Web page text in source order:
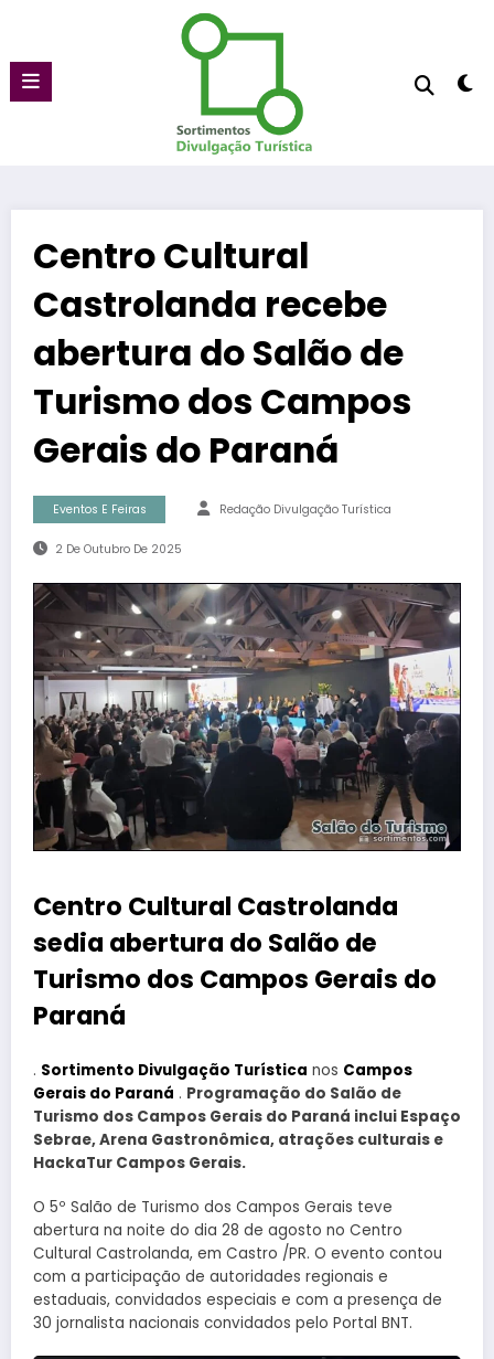
conteúdo
Centro Cultural
Castrolanda recebe
abertura do Salão de
Turismo dos Campos
Gerais do Paraná
Eventos E Feiras Redação Divulgação Turística
2 De Outubro De 2025
Centro Cultural Castrolanda
sedia abertura do Salão de
Turismo dos Campos Gerais do
Paraná
. Sortimento Divulgação Turística nos Campos
Gerais do Paraná . Programação do Salão de
Turismo dos Campos Gerais do Paraná inclui Espaço
Sebrae, Arena Gastronômica, atrações culturais e
HackaTur Campos Gerais.
O 5º Salão de Turismo dos Campos Gerais teve
abertura na noite do dia 28 de agosto no Centro
Cultural Castrolanda, em Castro /PR. O evento contou
com a participação de autoridades regionais e
estaduais, convidados especiais e com a presença de
30 jornalista nacionais convidados pelo Portal BNT.